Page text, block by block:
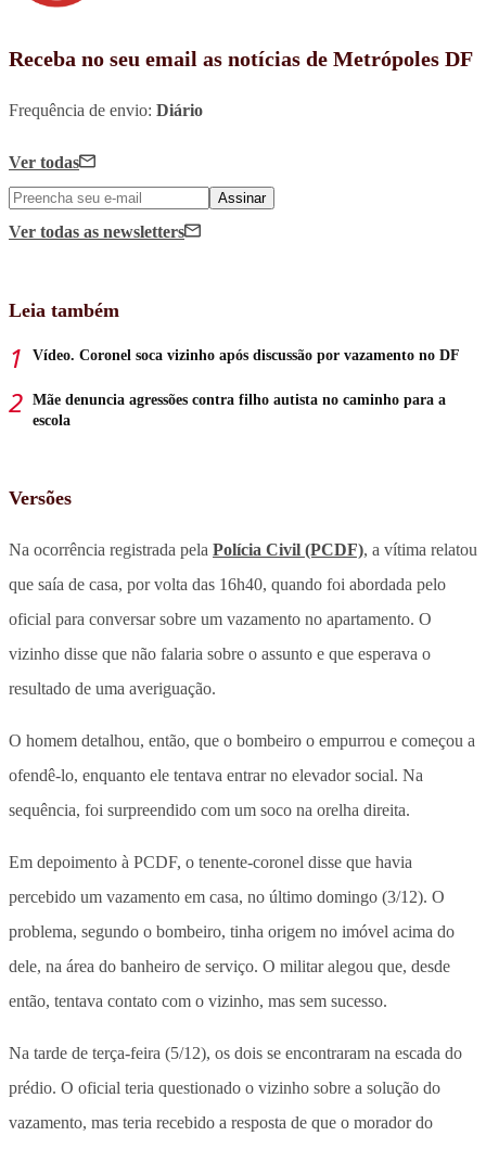
Receba no seu email as notícias de Metrópoles DF
Frequência de envio: Diário
Ver todas
Assinar
Ver todas as newsletters
Leia também
Vídeo. Coronel soca vizinho após discussão por vazamento no DF
Mãe denuncia agressões contra filho autista no caminho para a
escola
Versões
Na ocorrência registrada pela Polícia Civil (PCDF), a vítima relatou
que saía de casa, por volta das 16h40, quando foi abordada pelo
oficial para conversar sobre um vazamento no apartamento. O
vizinho disse que não falaria sobre o assunto e que esperava o
resultado de uma averiguação.
O homem detalhou, então, que o bombeiro o empurrou e começou a
ofendê-lo, enquanto ele tentava entrar no elevador social. Na
sequência, foi surpreendido com um soco na orelha direita.
Em depoimento à PCDF, o tenente-coronel disse que havia
percebido um vazamento em casa, no último domingo (3/12). O
problema, segundo o bombeiro, tinha origem no imóvel acima do
dele, na área do banheiro de serviço. O militar alegou que, desde
então, tentava contato com o vizinho, mas sem sucesso.
Na tarde de terça-feira (5/12), os dois se encontraram na escada do
prédio. O oficial teria questionado o vizinho sobre a solução do
vazamento, mas teria recebido a resposta de que o morador do